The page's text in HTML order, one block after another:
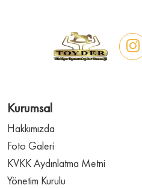
Kurumsal
Hakkımızda
Foto Galeri
KVKK Aydınlatma Metni
Yönetim Kurulu